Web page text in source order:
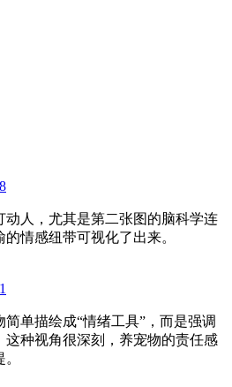
动人，尤其是第二张图的脑科学连
情感纽带可视化了出来。
单描绘成“情绪工具”，而是强调
这种视角很深刻，养宠物的责任感